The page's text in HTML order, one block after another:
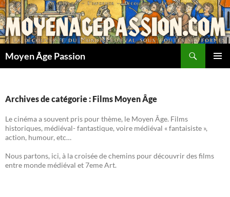
Aller
au
contenu
Moyen Âge Passion
Archives de catégorie : Films Moyen Âge
Le cinéma a souvent pris pour thème, le Moyen Âge. Films
historiques, médiéval- fantastique, voire médiéval « fantaisiste »,
action, humour, etc…
Nous partons, ici, à la croisée de chemins pour découvrir des films
entre monde médiéval et 7eme Art.